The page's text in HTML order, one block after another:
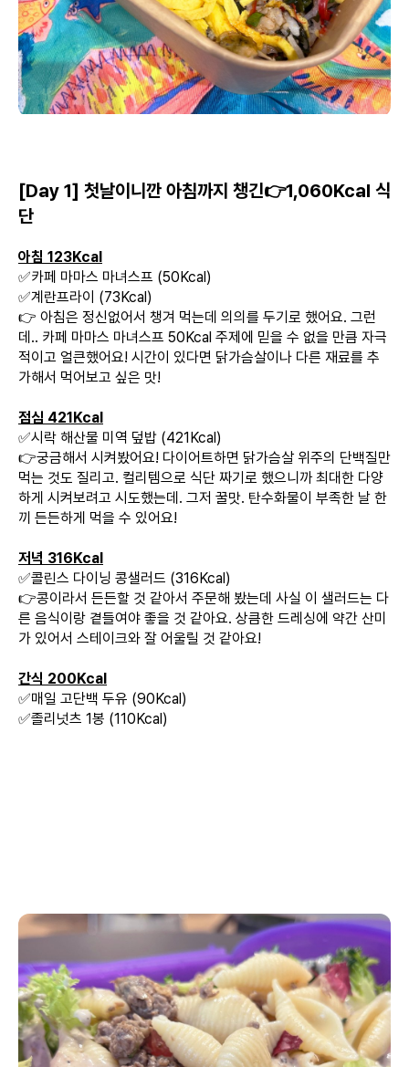
[Day 1] 첫날이니깐 아침까지 챙긴👉1,060Kcal 식
단
아침 123Kcal
✅카페 마마스 마녀스프 (50Kcal)
✅계란프라이 (73Kcal)
👉 아침은 정신없어서 챙겨 먹는데 의의를 두기로 했어요. 그런
데.. 카페 마마스 마녀스프 50Kcal 주제에 믿을 수 없을 만큼 자극
적이고 얼큰했어요! 시간이 있다면 닭가슴살이나 다른 재료를 추
가해서 먹어보고 싶은 맛!
점심 421Kcal
✅시락 해산물 미역 덮밥 (421Kcal)
👉궁금해서 시켜봤어요! 다이어트하면 닭가슴살 위주의 단백질만
먹는 것도 질리고. 컬리템으로 식단 짜기로 했으니까 최대한 다양
하게 시켜보려고 시도했는데. 그저 꿀맛. 탄수화물이 부족한 날 한
끼 든든하게 먹을 수 있어요!
저녁 316Kcal
✅콜린스 다이닝 콩샐러드 (316Kcal)
👉콩이라서 든든할 것 같아서 주문해 봤는데 사실 이 샐러드는 다
른 음식이랑 곁들여야 좋을 것 같아요. 상큼한 드레싱에 약간 산미
가 있어서 스테이크와 잘 어울릴 것 같아요!
간식 200Kcal
✅매일 고단백 두유 (90Kcal)
✅졸리넛츠 1봉 (110Kcal)